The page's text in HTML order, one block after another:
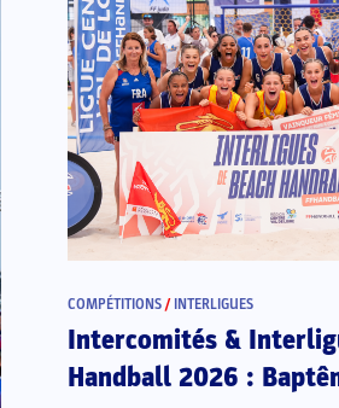
COMPÉTITIONS / INTERLIGUES
Intercomités &
Handball 2026 :